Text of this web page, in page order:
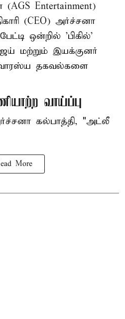
Entertainment)
(CEO) அர்ச்சனா
ஒன்றில் 'பிகில்'
மற்றும் இயக்குனர்
தகவல்களை
வாய்ப்பு
கல்பாத்தி, "அட்லீ
More